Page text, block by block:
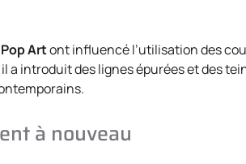
Pop Artont influencé l’utilisation des
il a introduit des lignes épurées et des
à nouveau